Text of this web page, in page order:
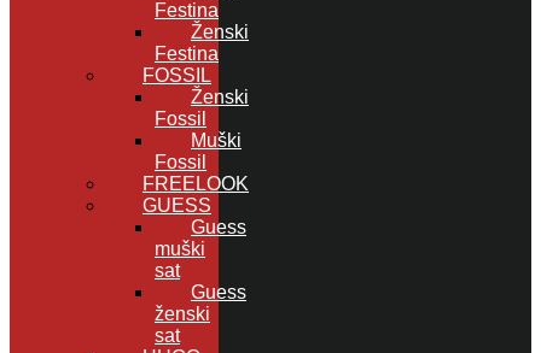
Festina
Ženski
Festina
FOSSIL
Ženski
Fossil
Muški
Fossil
FREELOOK
GUESS
Guess
muški
sat
Guess
ženski
sat